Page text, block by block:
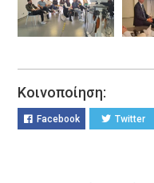
Κοινοποίηση:
Facebook Twitter